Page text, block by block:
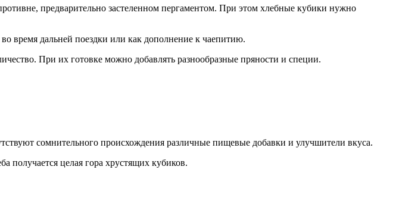
предварительно застеленном пергаментом. При этом хлебные кубики нужно
время дальней поездки или как дополнение к чаепитию.
При их готовке можно добавлять разнообразные пряности и специи.
сомнительного происхождения различные пищевые добавки и улучшители вкуса.
получается целая гора хрустящих кубиков.